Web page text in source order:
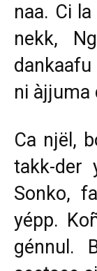
naa. Ci
nekk,
ni àjjuma
Ca njël,
takk-der
Sonko,
yépp.
génnul.